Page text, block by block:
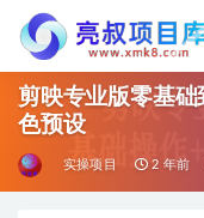
剪映专业版零基
色预设
实操项目 2 年前